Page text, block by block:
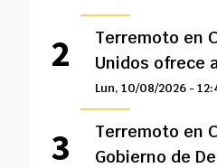
Terremoto en
Unidos ofrece
Lun, 10/08/2026 -
Terremoto en
Gobierno de